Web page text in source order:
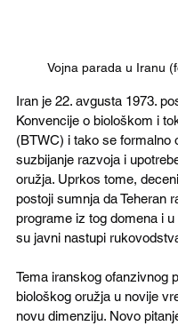
Vojna parada u Iranu
Iran je 22. avgusta 1973.
Konvencije o biološkom i
(BTWC) i tako se formalno
suzbijanje razvoja i
oružja. Uprkos tome,
postoji sumnja da Teheran
programe iz tog domena i
su javni nastupi
Tema iranskog ofanzivnog
biološkog oružja u novije
novu dimenziju. Novo